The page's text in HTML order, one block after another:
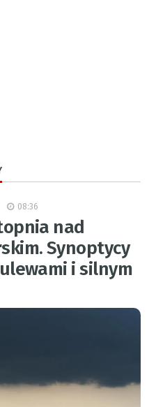
08:36
nad
Synoptycy
i silnym